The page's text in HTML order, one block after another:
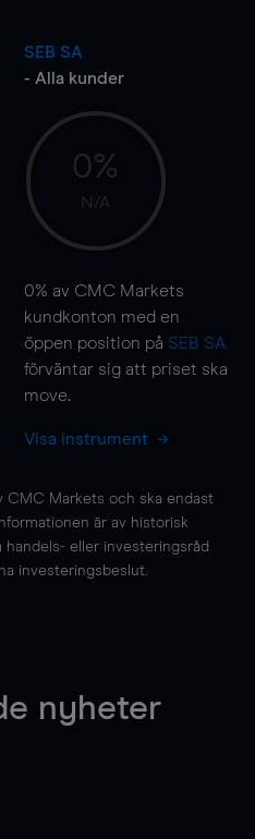
SEB SA
- Alla kunder
0%
N/A
0% av CMC Markets
kundkonton med en
öppen position på SEB SA
förväntar sig att priset ska
move.
Visa instrument
CMC Markets och ska endast
är av historisk
handels- eller investeringsråd
investeringsbeslut.
nyheter